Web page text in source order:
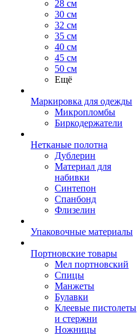
28 см
30 см
32 см
35 см
40 см
45 см
50 см
Ещё
Маркировка для одежды
Микропломбы
Биркодержатели
Нетканые полотна
Дублерин
Материал для
набивки
Синтепон
Спанбонд
Флизелин
Упаковочные материалы
Портновские товары
Мел портновский
Спицы
Манжеты
Булавки
Клеевые пистолеты
и стержни
Ножницы